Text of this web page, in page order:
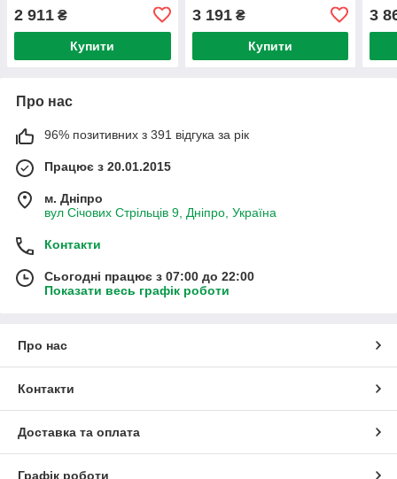
2 911 ₴
Купити
3 191₴
Купити
3
Про нас
96% позитивних з 391 відгука за рік
Працює з 20.01.2015
м. Дніпро
вул Січових Стрільців 9, Дніпро, Україна
Контакти
Сьогодні працює з 07:00 до 22:00
Показати весь графік роботи
Про нас
Контакти
Доставка та оплата
Графік роботи